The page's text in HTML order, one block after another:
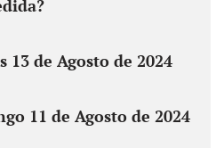
13 de Agosto de 2024
11 de Agosto de 2024